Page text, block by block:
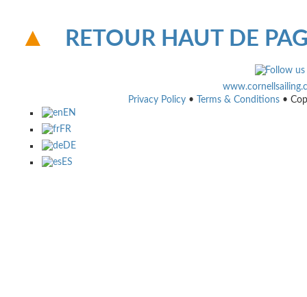
RETOUR HAUT DE
Privacy Policy • Terms & Conditions •
EN
FR
DE
ES